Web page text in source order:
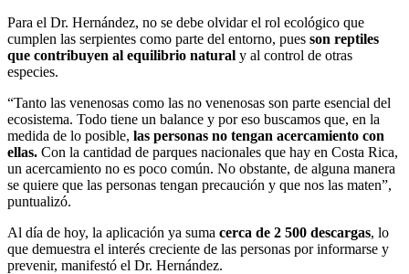
Para el Dr. Hernández, no se debe olvidar el rol ecológico que
cumplen las serpientes como parte del entorno, pues son reptiles
que contribuyen al equilibrio natural y al control de otras
especies.
“Tanto las venenosas como las no venenosas son parte esencial del
ecosistema. Todo tiene un balance y por eso buscamos que, en la
medida de lo posible, las personas no tengan acercamiento con
ellas. Con la cantidad de parques nacionales que hay en Costa Rica,
un acercamiento no es poco común. No obstante, de alguna manera
se quiere que las personas tengan precaución y que nos las maten”,
puntualizó.
Al día de hoy, la aplicación ya suma cerca de 2 500 descargas, lo
que demuestra el interés creciente de las personas por informarse y
prevenir, manifestó el Dr. Hernández.